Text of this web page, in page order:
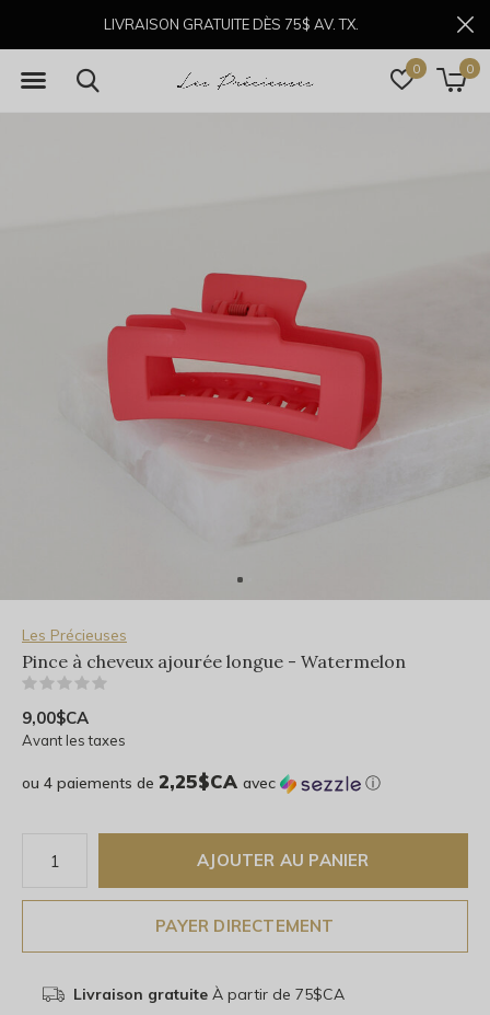
0 0
LIVRAISON GRATUITE DÈS 75$ AV. TX.
Les Précieuses
Pince à cheveux ajourée longue - Watermelon
9,00$CA
Avant les taxes
ou 4 paiements de 2,25$CA avec ⓘ
AJOUTER AU PANIER
PAYER DIRECTEMENT
Livraison gratuiteÀ partir de 75$CA